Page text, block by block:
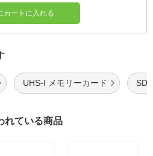
カートに入れる
UHS-I メモリーカード SD
れている商品